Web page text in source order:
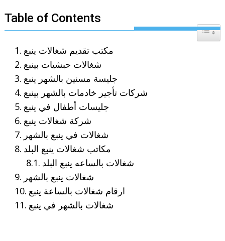
Table of Contents
Toggle
مكتب تقديم شغالات ينبع
شغالات حبشيات بينبع
جليسة مسنين بالشهر ينبع
شركات تأجير خادمات بالشهر بينبع
جليسات أطفال في ينبع
شركة شغالات ينبع
شغالات في ينبع بالشهر
مكاتب شغالات ينبع البلد
شغالات بالساعه ينبع البلد
شغالات ينبع بالشهر
ارقام شغالات بالساعة ينبع
شغالات بالشهر في ينبع